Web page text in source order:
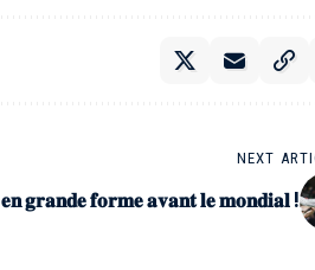
NEXT
𝐠𝐫𝐚𝐧𝐝𝐞 𝐟𝐨𝐫𝐦𝐞 𝐚𝐯𝐚𝐧𝐭 𝐥𝐞 𝐦𝐨𝐧𝐝𝐢𝐚𝐥 !